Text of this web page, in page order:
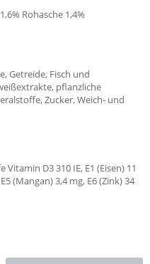
Rohasche 1,4%
Getreide, Fisch und
pflanzliche
Zucker, Weich- und
D3 310 IE, E1 (Eisen) 11
(Mangan) 3,4 mg, E6 (Zink) 34